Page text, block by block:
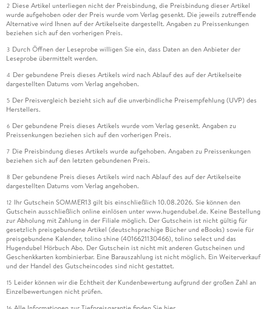
2 Diese Artikel unterliegen nicht der Preisbindung, die Preisbindung dieser Artikel
wurde aufgehoben oder der Preis wurde vom Verlag gesenkt. Die jeweils zutreffende
Alternative wird Ihnen auf der Artikelseite dargestellt. Angaben zu Preissenkungen
beziehen sich auf den vorherigen Preis.
3 Durch Öffnen der Leseprobe willigen Sie ein, dass Daten an den Anbieter der
Leseprobe übermittelt werden.
4 Der gebundene Preis dieses Artikels wird nach Ablauf des auf der Artikelseite
dargestellten Datums vom Verlag angehoben.
5 Der Preisvergleich bezieht sich auf die unverbindliche Preisempfehlung (UVP) des
Herstellers.
6 Der gebundene Preis dieses Artikels wurde vom Verlag gesenkt. Angaben zu
Preissenkungen beziehen sich auf den vorherigen Preis.
7 Die Preisbindung dieses Artikels wurde aufgehoben. Angaben zu Preissenkungen
beziehen sich auf den letzten gebundenen Preis.
8 Der gebundene Preis dieses Artikels wird nach Ablauf des auf der Artikelseite
dargestellten Datums vom Verlag angehoben.
12 Ihr Gutschein SOMMER13 gilt bis einschließlich 10.08.2026. Sie können den
Gutschein ausschließlich online einlösen unter www.hugendubel.de. Keine Bestellung
zur Abholung mit Zahlung in der Filiale möglich. Der Gutschein ist nicht gültig für
gesetzlich preisgebundene Artikel (deutschsprachige Bücher und eBooks) sowie für
preisgebundene Kalender, tolino shine (4016621130466), tolino select und das
Hugendubel Hörbuch Abo. Der Gutschein ist nicht mit anderen Gutscheinen und
Geschenkkarten kombinierbar. Eine Barauszahlung ist nicht möglich. Ein Weiterverkauf
und der Handel des Gutscheincodes sind nicht gestattet.
15 Leider können wir die Echtheit der Kundenbewertung aufgrund der großen Zahl an
Einzelbewertungen nicht prüfen.